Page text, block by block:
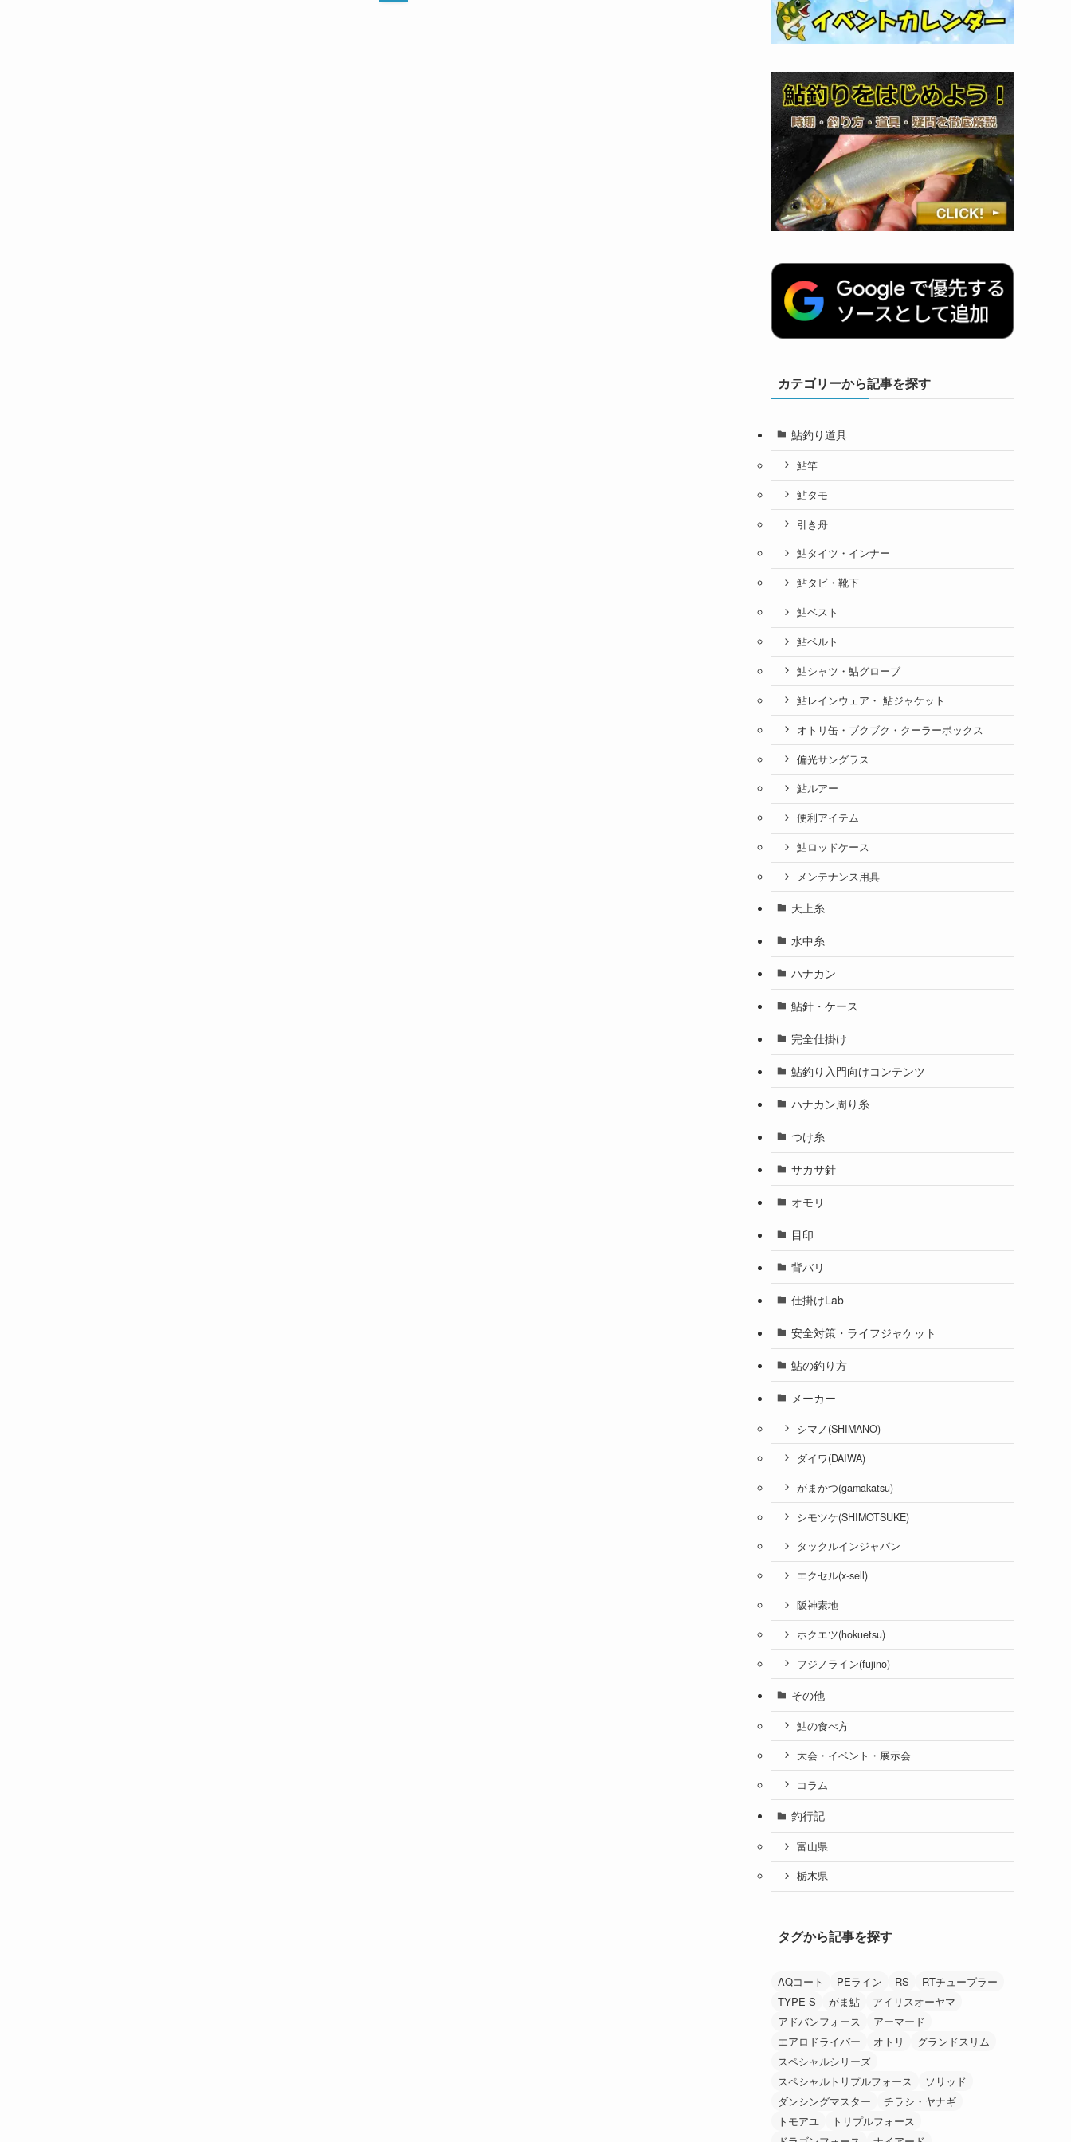
カテゴリーから記事を探す
鮎釣り道具
鮎竿
鮎タモ
引き舟
鮎タイツ・インナー
鮎タビ・靴下
鮎ベスト
鮎ベルト
鮎シャツ・鮎グローブ
鮎レインウェア・ 鮎ジャケット
オトリ缶・ブクブク・クーラーボックス
偏光サングラス
鮎ルアー
便利アイテム
鮎ロッドケース
メンテナンス用具
天上糸
水中糸
ハナカン
鮎針・ケース
完全仕掛け
鮎釣り入門向けコンテンツ
ハナカン周り糸
つけ糸
サカサ針
オモリ
目印
背バリ
仕掛けLab
安全対策・ライフジャケット
鮎の釣り方
メーカー
シマノ(SHIMANO)
ダイワ(DAIWA)
がまかつ(gamakatsu)
シモツケ(SHIMOTSUKE)
タックルインジャパン
エクセル(x-sell)
阪神素地
ホクエツ(hokuetsu)
フジノライン(fujino)
その他
鮎の食べ方
大会・イベント・展示会
コラム
釣行記
富山県
栃木県
タグから記事を探す
AQコート PEライン RS
RTチューブラー
TYPE S
がま鮎
アイリスオーヤマ
アドバンフォース
アーマード
エアロドライバー
オトリ
グランドスリム
スペシャルシリーズ
スペシャルトリプルフォース
ソリッド
ダンシングマスター
チラシ・ヤナギ
トモアユ
トリプルフォース